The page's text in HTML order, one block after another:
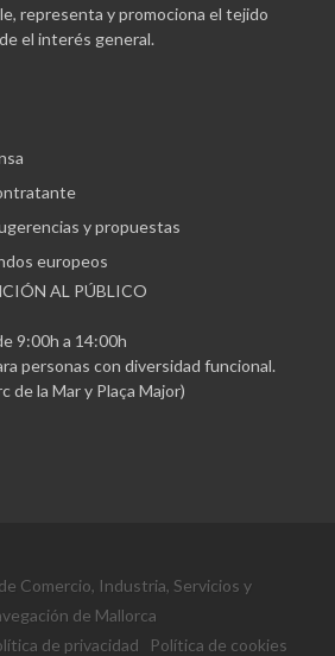
representa y promociona el tejido
el interés general.
y propuestas
europeos
AL PÚBLICO
9:00h a 14:00h
personas con diversidad funcional.
de la Mar y Plaça Major)
Comercio, Industria, Servicios y
de Mallorca
de privacidad Política de cookies